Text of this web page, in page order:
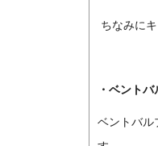
ちなみに
・ベント
ベントバル